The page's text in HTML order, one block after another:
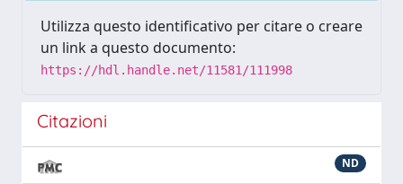
Utilizza questo identificativo per citare o creare
un link a questo documento:
https://hdl.handle.net/11581/111998
Citazioni
ND